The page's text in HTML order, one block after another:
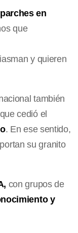
en
que
y quieren
también
cedió el
. En ese sentido,
su granito
con grupos de
y